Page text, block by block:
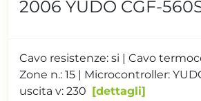
2006 YUDO CGF-
Cavo resistenze: si | Cavo
Zone n.: 15 | Microcontroller:
uscita v: 230
dettagli